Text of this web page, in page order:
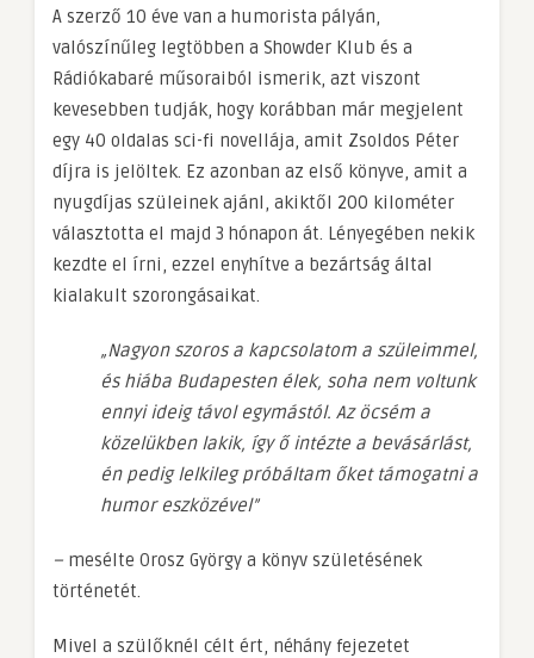
A szerző 10 éve van a humorista pályán,
valószínűleg legtöbben a Showder Klub és a
Rádiókabaré műsoraiból ismerik, azt viszont
kevesebben tudják, hogy korábban már megjelent
egy 40 oldalas sci-fi novellája, amit Zsoldos Péter
díjra is jelöltek. Ez azonban az első könyve, amit a
nyugdíjas szüleinek ajánl, akiktől 200 kilométer
választotta el majd 3 hónapon át. Lényegében nekik
kezdte el írni, ezzel enyhítve a bezártság által
kialakult szorongásaikat.
„Nagyon szoros a kapcsolatom a szüleimmel,
és hiába Budapesten élek, soha nem voltunk
ennyi ideig távol egymástól. Az öcsém a
közelükben lakik, így ő intézte a bevásárlást,
én pedig lelkileg próbáltam őket támogatni a
humor eszközével”
– mesélte Orosz György a könyv születésének
történetét.
Mivel a szülőknél célt ért, néhány fejezetet